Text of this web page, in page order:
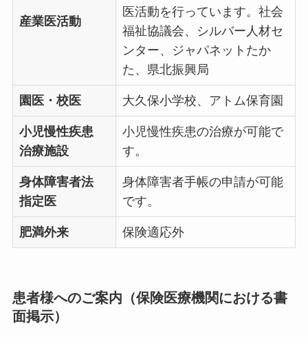
産業医活動
医活動を行っています。社会
福祉協議会、シルバー人材セ
ンター、ジャパネットたか
た、県北振興局
園医・校医 大久保小学校、アトム保育園
小児慢性疾患
治療施設
小児慢性疾患の治療が可能で
す。
身体障害者法
指定医
身体障害者手帳の申請が可能
です。
肥満外来 保険適応外
患者様へのご案内（保険医療機関における書
面掲示）